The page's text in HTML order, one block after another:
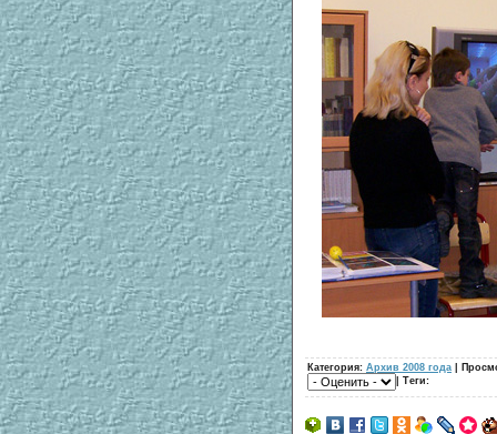
Категория: Архив 2008 года |
| Теги: